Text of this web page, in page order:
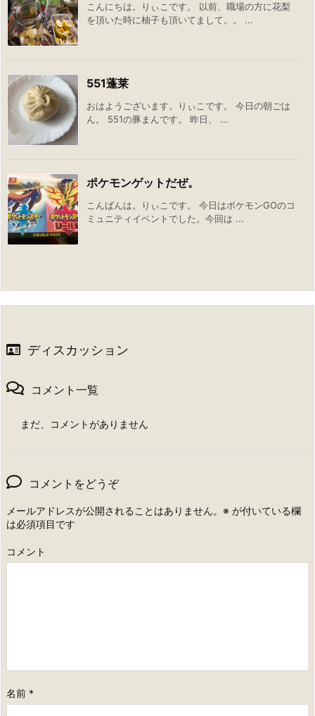
こんにちは。りぃこです。 以前、職場の方に花梨
を頂いた時に柚子も頂いてまして。。 ...
551蓬莱
おはようございます。りぃこです。 今日の朝ごは
ん。 551の豚まんです。 昨日、 ...
ポケモンゲットだぜ。
こんばんは。りぃこです。 今日はポケモンGOのコ
ミュニティイベントでした。今回は ...
ディスカッション
コメント一覧
まだ、コメントがありません
コメントをどうぞ
メールアドレスが公開されることはありません。 ※ が付いている欄
は必須項目です
コメント
名前 *